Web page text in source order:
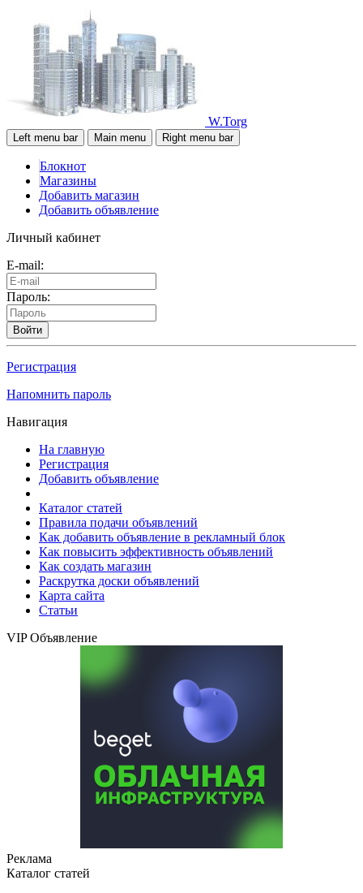
W.Torg
Left menu bar Main menu Right menu bar
Блокнот
Магазины
Добавить магазин
Добавить объявление
Личный кабинет
E-mail:
Пароль:
Войти
Регистрация
Напомнить пароль
Навигация
На главную
Регистрация
Добавить объявление
Каталог статей
Правила подачи объявлений
Как добавить объявление в рекламный блок
Как повысить эффективность объявлений
Как создать магазин
Раскрутка доски объявлений
Карта сайта
Статьи
VIP Объявление
Реклама
Каталог статей